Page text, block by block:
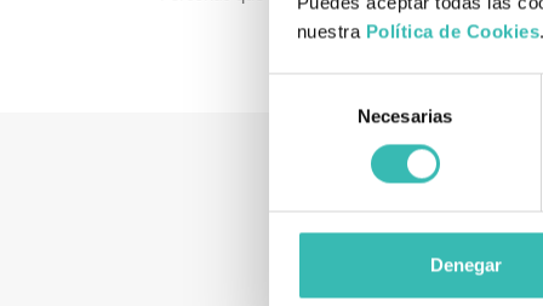
nuestra Política de Cookies.
consentimiento
Necesarias
Denegar